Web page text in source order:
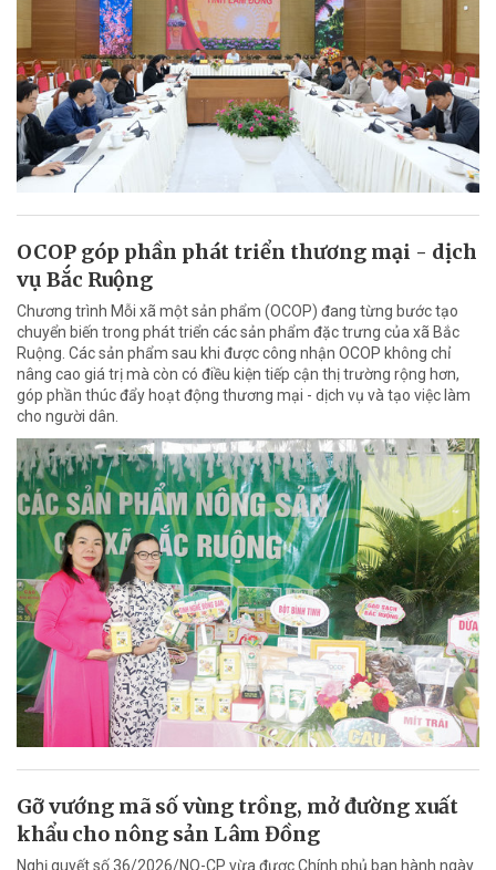
OCOP góp phần phát triển thương mại - dịch
vụ Bắc Ruộng
Chương trình Mỗi xã một sản phẩm (OCOP) đang từng bước tạo
chuyển biến trong phát triển các sản phẩm đặc trưng của xã Bắc
Ruộng. Các sản phẩm sau khi được công nhận OCOP không chỉ
nâng cao giá trị mà còn có điều kiện tiếp cận thị trường rộng hơn,
góp phần thúc đẩy hoạt động thương mại - dịch vụ và tạo việc làm
cho người dân.
Gỡ vướng mã số vùng trồng, mở đường xuất
khẩu cho nông sản Lâm Đồng
Nghị quyết số 36/2026/NQ-CP vừa được Chính phủ ban hành ngày